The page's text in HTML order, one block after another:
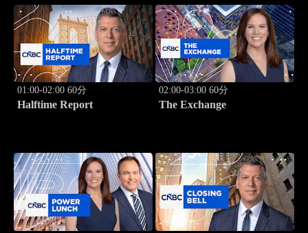
01:00-02:00 60分
Halftime Report
02:00-03:00 60分
The Exchange